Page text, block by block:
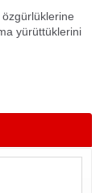
özgürlüklerine
yürüttüklerini